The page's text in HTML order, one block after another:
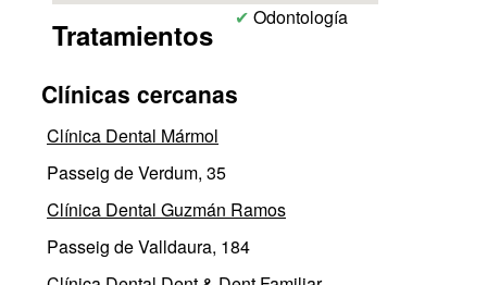
Tratamientos ✔ Odontología
Clínicas cercanas
Clínica Dental Mármol
Passeig de Verdum, 35
Clínica Dental Guzmán Ramos
Passeig de Valldaura, 184